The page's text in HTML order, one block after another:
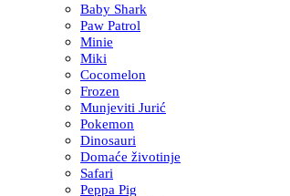
Baby Shark
Paw Patrol
Minie
Miki
Cocomelon
Frozen
Munjeviti Jurić
Pokemon
Dinosauri
Domaće životinje
Safari
Peppa Pig